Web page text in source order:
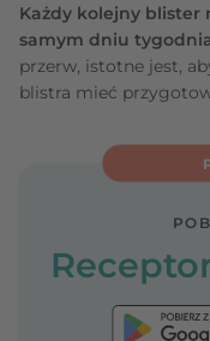
Każdy kolejny blister
samym dniu
przerw, istotne jest,
blistra mieć